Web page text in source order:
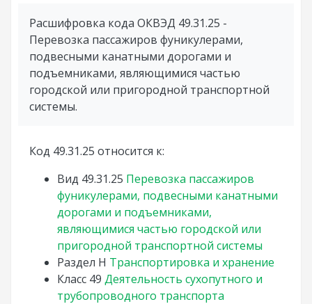
Расшифровка кода ОКВЭД 49.31.25 -
Перевозка пассажиров фуникулерами,
подвесными канатными дорогами и
подъемниками, являющимися частью
городской или пригородной транспортной
системы.
Код 49.31.25 относится к:
Вид 49.31.25 Перевозка пассажиров
фуникулерами, подвесными канатными
дорогами и подъемниками,
являющимися частью городской или
пригородной транспортной системы
Раздел H Транспортировка и хранение
Класс 49 Деятельность сухопутного и
трубопроводного транспорта